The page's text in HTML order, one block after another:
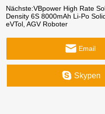
Nächste:VBpower High Rate
Density 6S 8000mAh Li-Po
eVTol, AGV Roboter
Email
Skypen